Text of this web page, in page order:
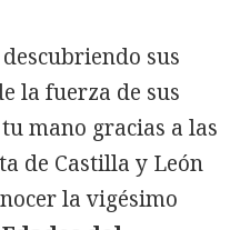
sus
la fuerza de sus
mano gracias a las
de Castilla y León
la vigésimo